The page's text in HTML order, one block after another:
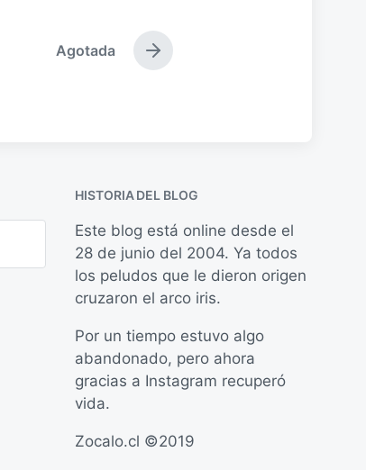
E
n
i
u
i
e
n
e
:
Agotada
HISTORIA DEL BLOG
Este blog está online desde el
28 de junio del 2004. Ya todos
los peludos que le dieron origen
cruzaron el arco iris.
Por un tiempo estuvo algo
abandonado, pero ahora
gracias a Instagram recuperó
vida.
Zocalo.cl ©2019